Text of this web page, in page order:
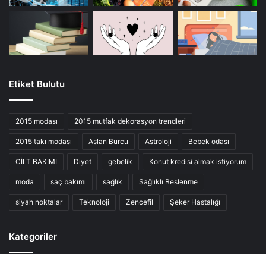
Etiket Bulutu
2015 modası 2015 mutfak dekorasyon trendleri
2015 takı modası Aslan Burcu Astroloji Bebek odası
CİLT BAKIMI Diyet gebelik Konut kredisi almak istiyorum
moda saç bakımı sağlık Sağlıklı Beslenme
siyah noktalar Teknoloji Zencefil Şeker Hastalığı
Kategoriler